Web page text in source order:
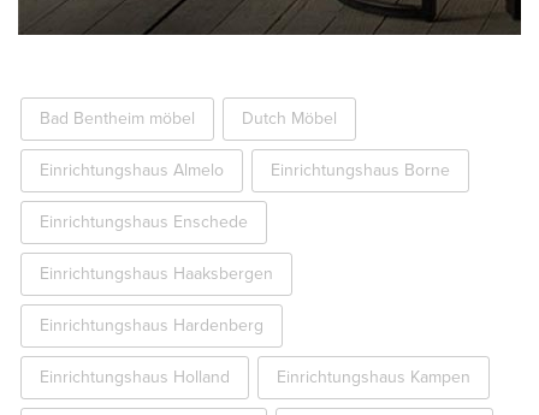
Bad Bentheim möbel Dutch Möbel
Einrichtungshaus Almelo Einrichtungshaus Borne
Einrichtungshaus Enschede
Einrichtungshaus Haaksbergen
Einrichtungshaus Hardenberg
Einrichtungshaus Holland Einrichtungshaus Kampen